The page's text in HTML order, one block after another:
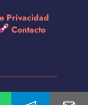
Privacidad
Contacto